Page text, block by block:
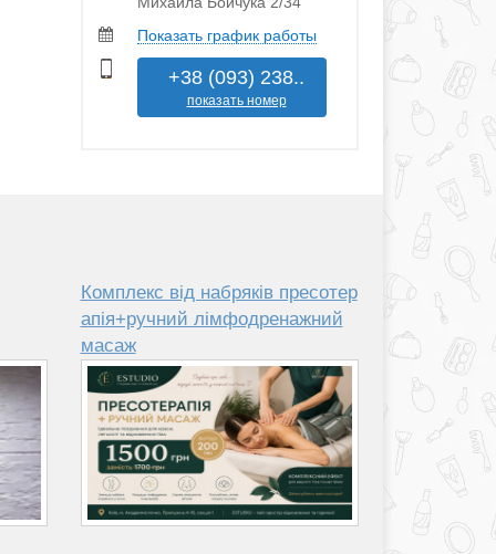
Показать график работы
+38 (093) 238..
показать номер
Комплекс від набряків пресотер
апія+ручний лімфодренажний
масаж